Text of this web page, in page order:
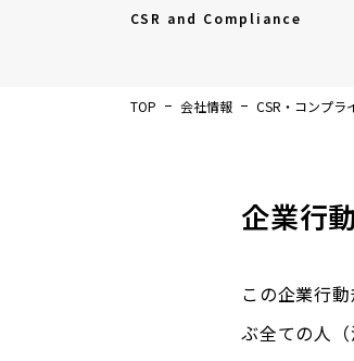
CSR and Compliance
TOP 会社情報 CSR・コンプラ
企業行
この企業行
ぶ全ての人